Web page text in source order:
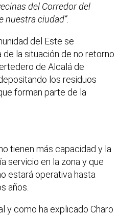
del Corredor del
nuestra ciudad”.
del Este se
la situación de no retorno
de Alcalá de
los residuos
forman parte de la
tienen más capacidad y la
servicio en la zona y que
estará operativa hasta
años.
y como ha explicado Charo